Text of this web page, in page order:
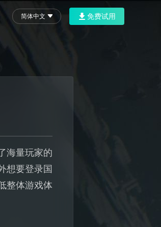
简体中文 免费试用
海量玩家的
想要登录国
整体游戏体